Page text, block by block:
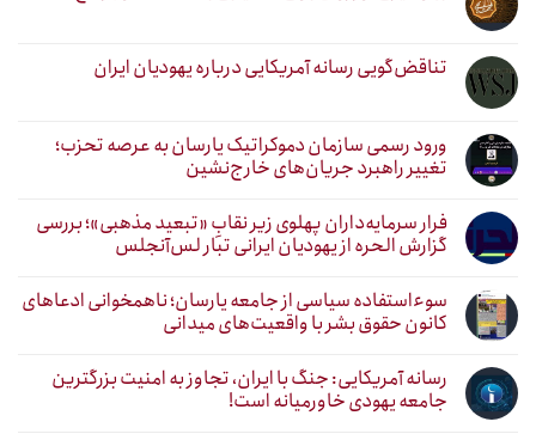
تناقض‌گویی رسانه آمریکایی درباره یهودیان ایران
ورود رسمی سازمان دموکراتیک یارسان به عرصه تحزب؛
تغییر راهبرد جریان‌های خارج‌نشین
فرار سرمایه‌داران پهلوی زیر نقابِ «تبعید مذهبی»؛ بررسی
گزارش الحره از یهودیان ایرانی تبار لس‌آنجلس
سوءاستفاده سیاسی از جامعه یارسان؛ ناهمخوانی ادعاهای
کانون حقوق بشر با واقعیت‌های میدانی
رسانه آمریکایی: جنگ با ایران، تجاوز به امنیت بزرگترین
جامعه یهودی خاورمیانه است!